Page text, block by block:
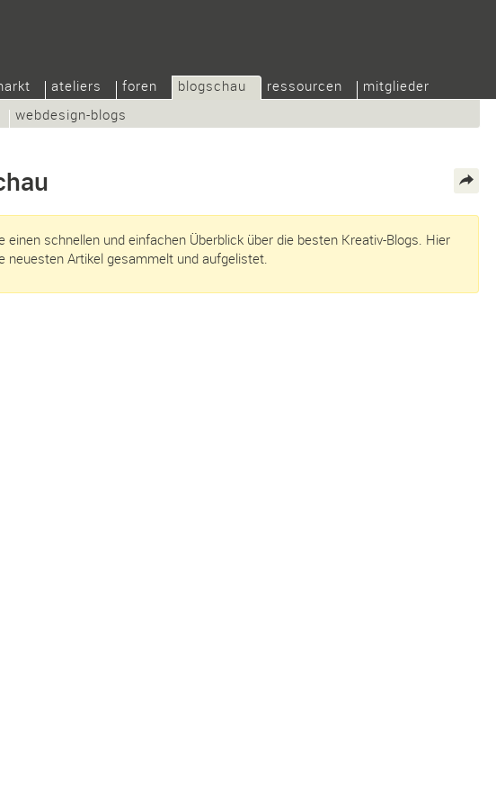
ateliers foren
blogschau
webdesign-blogs
ressourcen mitglieder
einen schnellen und einfachen Überblick über die besten Kreativ-Blogs. Hier
neuesten Artikel gesammelt und aufgelistet.